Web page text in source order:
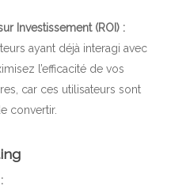
Investissement (ROI) :
ayant déjà interagi avec
l’efficacité de vos
car ces utilisateurs sont
convertir.